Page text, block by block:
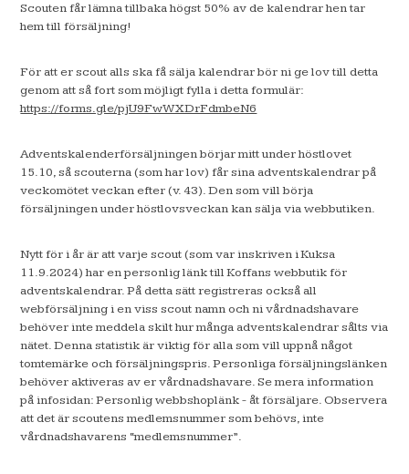
Scouten får lämna tillbaka högst 50% av de kalendrar hen tar
hem till försäljning!
För att er scout alls ska få sälja kalendrar bör ni ge lov till detta
genom att så fort som möjligt fylla i detta formulär:
https://forms.gle/pjU9FwWXDrFdmbeN6
Adventskalenderförsäljningen börjar mitt under höstlovet
15.10, så scouterna (som har lov) får sina adventskalendrar på
veckomötet veckan efter (v. 43). Den som vill börja
försäljningen under höstlovsveckan kan sälja via webbutiken.
Nytt för i år är att varje scout (som var inskriven i Kuksa
11.9.2024) har en personlig länk till Koffans webbutik för
adventskalendrar. På detta sätt registreras också all
webförsäljning i en viss scout namn och ni vårdnadshavare
behöver inte meddela skilt hur många adventskalendrar sålts via
nätet. Denna statistik är viktig för alla som vill uppnå något
tomtemärke och försäljningspris. Personliga försäljningslänken
behöver aktiveras av er vårdnadshavare. Se mera information
på infosidan: Personlig webbshoplänk - åt försäljare. Observera
att det är scoutens medlemsnummer som behövs, inte
vårdnadshavarens “medlemsnummer”.